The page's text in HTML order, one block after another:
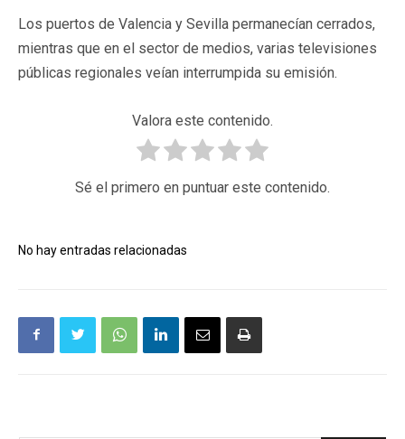
Los puertos de Valencia y Sevilla permanecían cerrados,
mientras que en el sector de medios, varias televisiones
públicas regionales veían interrumpida su emisión.
Valora este contenido.
Sé el primero en puntuar este contenido.
No hay entradas relacionadas